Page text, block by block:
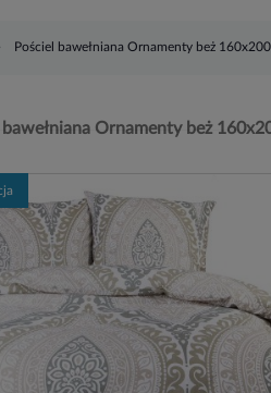
Pościel bawełniana Ornamenty beż
bawełniana Ornamenty beż